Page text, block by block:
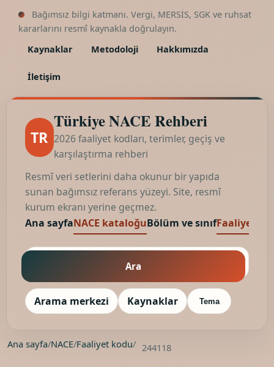
Bağımsız bilgi katmanı. Vergi, MERSİS, SGK ve ruhsat
kararlarını resmî kaynakla doğrulayın.
Kaynaklar
Metodoloji Hakkımızda
İletişim
TR
Türkiye NACE Rehberi
2026 faaliyet kodları, terimler, geçiş ve
karşılaştırma rehberi
Resmî veri setlerini daha okunur bir yapıda
sunan bağımsız referans yüzeyi. Site, resmî
kurum ekranı yerine geçmez.
Ana sayfaNACE kataloğuBölüm ve sınıfFaaliyet
Ara
Arama merkezi Kaynaklar Tema
Ana sayfa/NACE/Faaliyet kodu/ 244118